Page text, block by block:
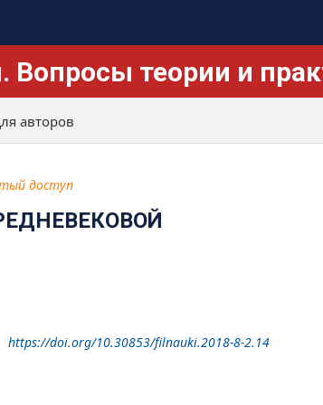
Вопросы теории и
авторов
доступ
https://doi.org/10.30853/filnauki.2018-8-2.14